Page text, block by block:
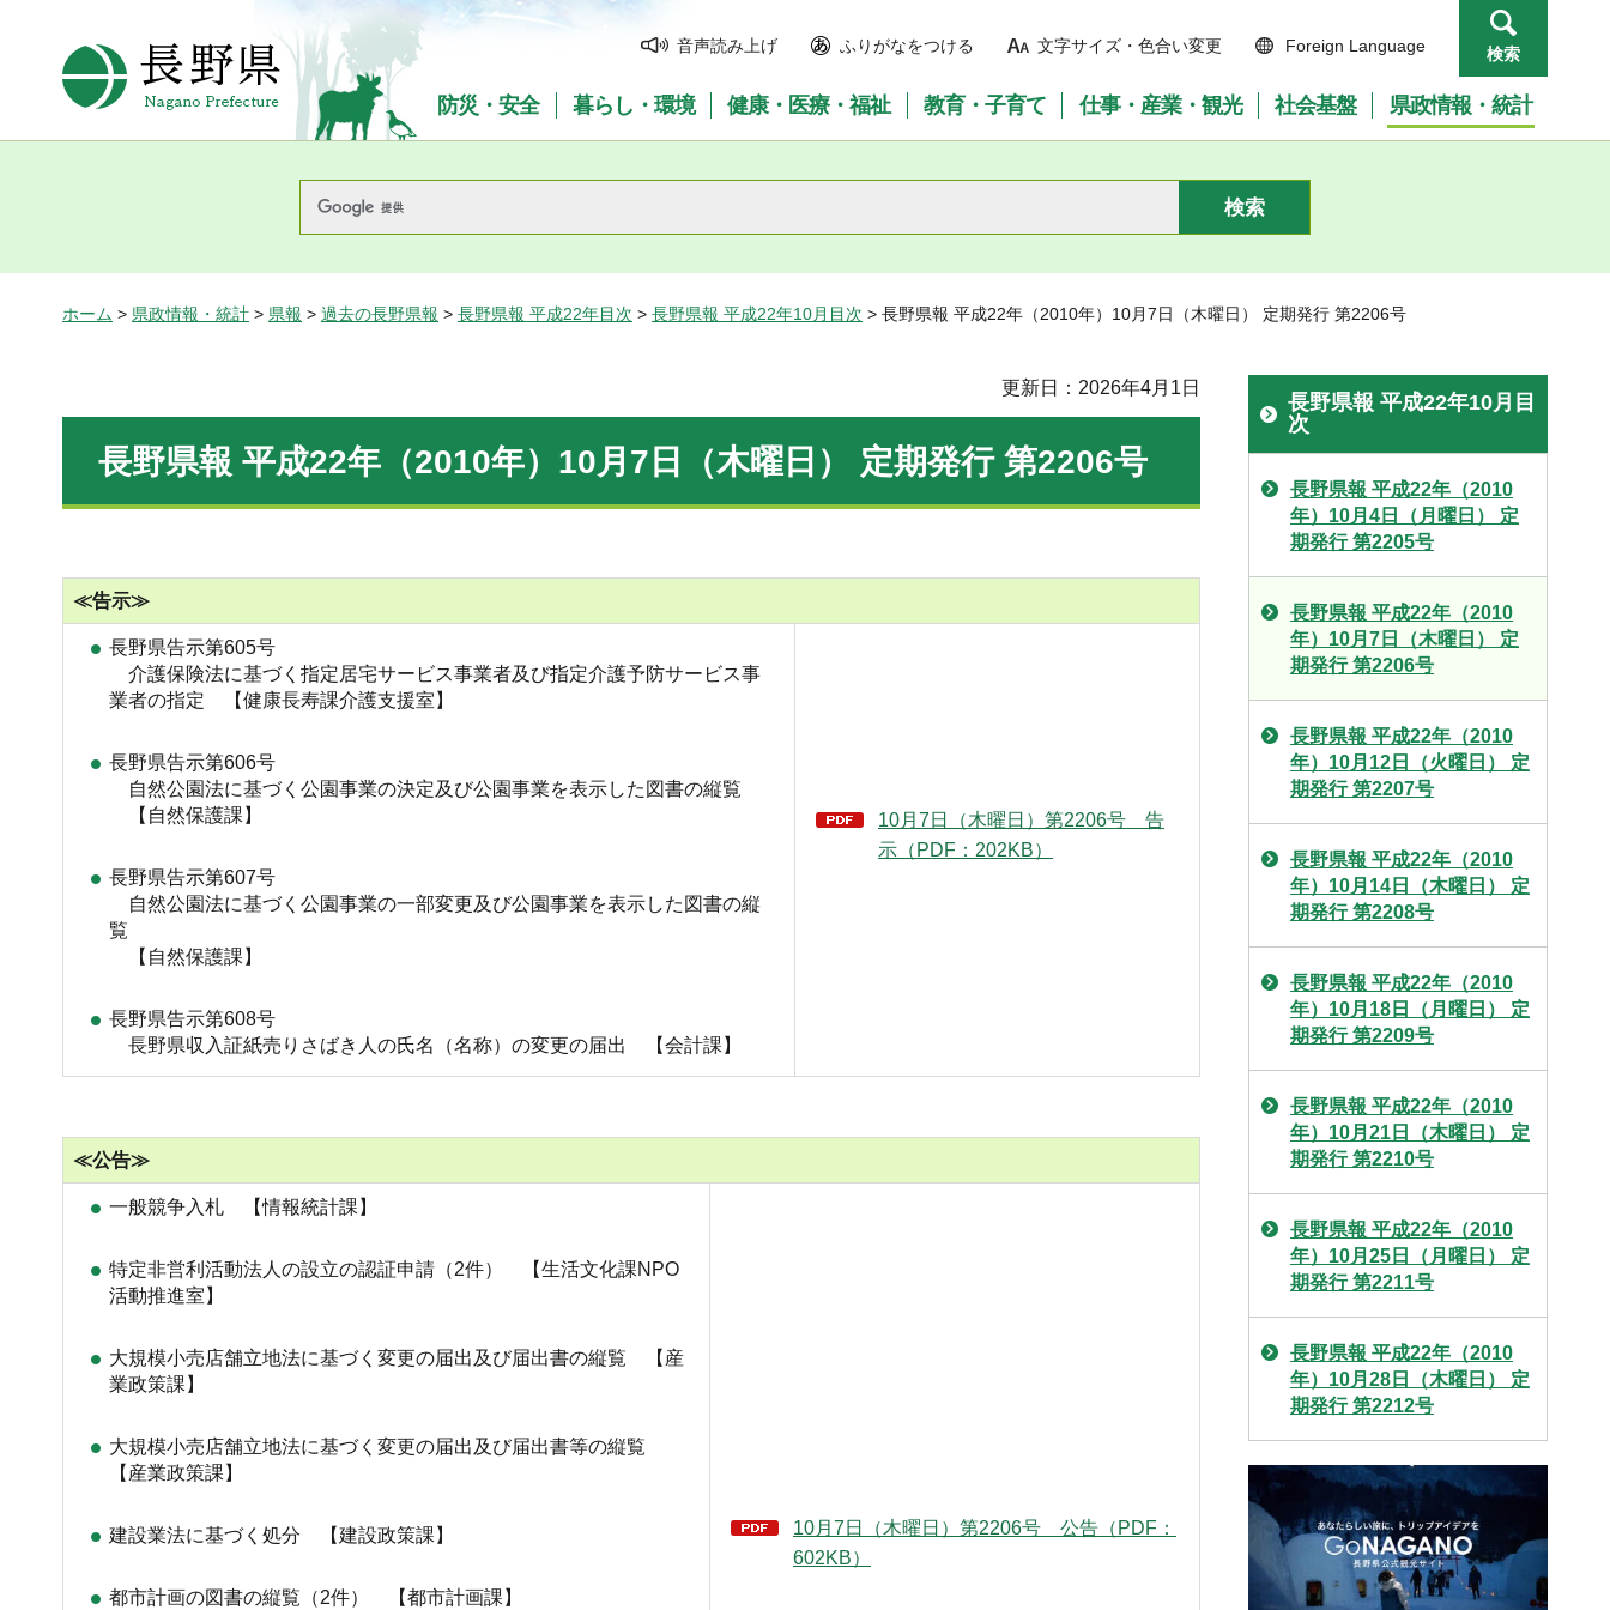
長野県Nagano Prefecture
音声読み上げ ふりがなをつける 文字サイズ・色合い変更 Foreign Language 検索
防災・安全 暮らし・環境 健康・医療・福祉 教育・子育て 仕事・産業・観光 社会基盤 県政情報・統計
ホーム > 県政情報・統計 > 県報 > 過去の長野県報 > 長野県報 平成22年目次 > 長野県報 平成22年10月目次 > 長野県報 平成22年（2010年）10月7日（木曜日） 定期発行 第2206号
更新日：2026年4月1日
長野県報 平成22年（2010年）10月7日（木曜日） 定期発行 第2206号
≪告示≫
長野県告示第605号
介護保険法に基づく指定居宅サービス事業者及び指定介護予防サービス事
業者の指定 【健康長寿課介護支援室】
長野県告示第606号
自然公園法に基づく公園事業の決定及び公園事業を表示した図書の縦覧
【自然保護課】
長野県告示第607号
自然公園法に基づく公園事業の一部変更及び公園事業を表示した図書の縦
覧
【自然保護課】
長野県告示第608号
長野県収入証紙売りさばき人の氏名（名称）の変更の届出 【会計課】
10月7日（木曜日）第2206号 告
示（PDF：202KB）
≪公告≫
一般競争入札 【情報統計課】
特定非営利活動法人の設立の認証申請（2件） 【生活文化課NPO
活動推進室】
大規模小売店舗立地法に基づく変更の届出及び届出書の縦覧 【産
業政策課】
大規模小売店舗立地法に基づく変更の届出及び届出書等の縦覧
【産業政策課】
建設業法に基づく処分 【建設政策課】
都市計画の図書の縦覧（2件） 【都市計画課】
10月7日（木曜日）第2206号 公告（PDF：
602KB）
長野県報 平成22年10月目
次
長野県報 平成22年（2010
年）10月4日（月曜日） 定
期発行 第2205号
長野県報 平成22年（2010
年）10月7日（木曜日） 定
期発行 第2206号
長野県報 平成22年（2010
年）10月12日（火曜日） 定
期発行 第2207号
長野県報 平成22年（2010
年）10月14日（木曜日） 定
期発行 第2208号
長野県報 平成22年（2010
年）10月18日（月曜日） 定
期発行 第2209号
長野県報 平成22年（2010
年）10月21日（木曜日） 定
期発行 第2210号
長野県報 平成22年（2010
年）10月25日（月曜日） 定
期発行 第2211号
長野県報 平成22年（2010
年）10月28日（木曜日） 定
期発行 第2212号